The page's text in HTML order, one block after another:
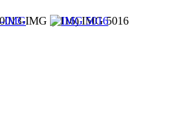
IMG (7116) IMG 5016